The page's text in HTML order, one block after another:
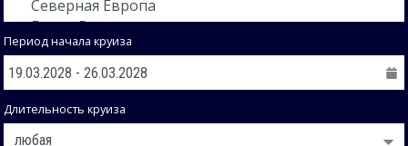
Период начала круиза
Длительность круиза